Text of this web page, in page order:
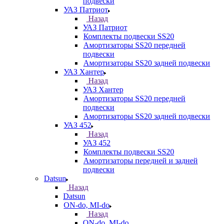
УАЗ Патриот
Назад
УАЗ Патриот
Комплекты подвески SS20
Амортизаторы SS20 передней
подвески
Амортизаторы SS20 задней подвески
УАЗ Хантер
Назад
УАЗ Хантер
Амортизаторы SS20 передней
подвески
Амортизаторы SS20 задней подвески
УАЗ 452
Назад
УАЗ 452
Комплекты подвески SS20
Амортизаторы передней и задней
подвески
Datsun
Назад
Datsun
ON-do, MI-do
Назад